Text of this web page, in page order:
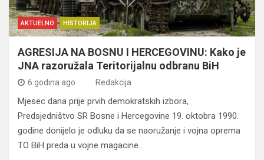
AKTUELNO HISTORIJA
AGRESIJA NA BOSNU I HERCEGOVINU: Kako je
JNA razoružala Teritorijalnu odbranu BiH
6 godina ago Redakcija
Mjesec dana prije prvih demokratskih izbora,
Predsjedništvo SR Bosne i Hercegovine 19. oktobra 1990.
godine donijelo je odluku da se naoružanje i vojna oprema
TO BiH preda u vojne magacine…